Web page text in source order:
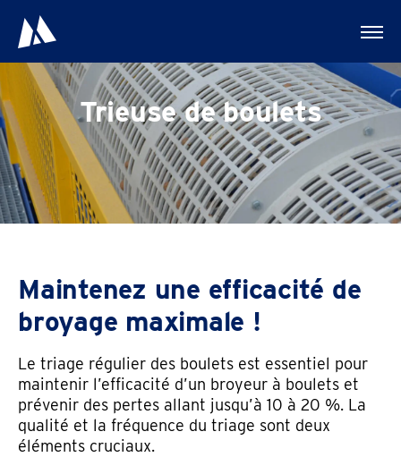
Trieuse de boulets
Maintenez une efficacité de
broyage maximale !
Le triage régulier des boulets est essentiel pour
maintenir l’efficacité d’un broyeur à boulets et
prévenir des pertes allant jusqu’à 10 à 20 %. La
qualité et la fréquence du triage sont deux
éléments cruciaux.